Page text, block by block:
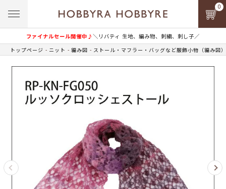
ファイナルセール開催中♪＼リバティ 生地、編み物、刺繍、刺し子／
0
トップページ ニット 編み図 ストール・マフラー・バッグなど服飾小物（編み図）